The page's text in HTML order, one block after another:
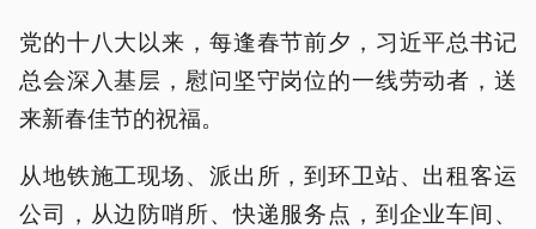
党的十八大以来，每逢春节前夕，习近平总书记
总会深入基层，慰问坚守岗位的一线劳动者，送
来新春佳节的祝福。
从地铁施工现场、派出所，到环卫站、出租客运
公司，从边防哨所、快递服务点，到企业车间、